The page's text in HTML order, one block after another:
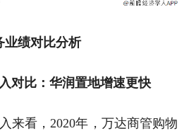
业绩对比分析
比：华润置地增速更快
来看，2020年，万达商管购物